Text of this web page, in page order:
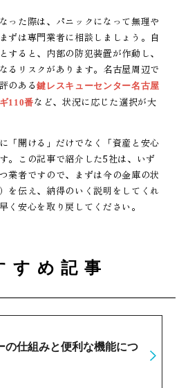
った際は、パニックになって無理や
ずは専門業者に相談しましょう。自
すると、内部の防犯装置が作動し、
るリスクがあります。名古屋周辺で
のある鍵レスキューセンター名古屋
110番など、状況に応じた選択が大
「開ける」だけでなく「資産と安心
。この記事で紹介した5社は、いず
業者ですので、まずは今の金庫の状
を伝え、納得のいく説明をしてくれ
く安心を取り戻してください。
すめ記事
の仕組みと便利な機能につ